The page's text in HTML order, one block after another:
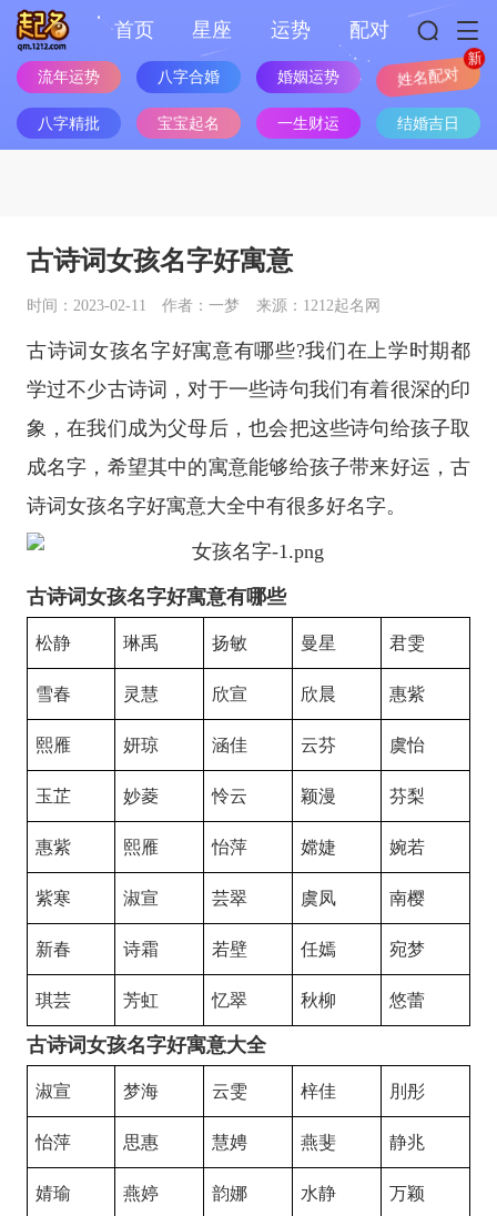
首页 星座 运势 配对
流年运势 八字合婚 婚姻运势 姓名配对
八字精批 宝宝起名 一生财运 结婚吉日
古诗词女孩名字好寓意
时间：2023-02-11 作者：一梦 来源：1212起名网
古诗词女孩名字好寓意有哪些?我们在上学时期都
学过不少古诗词，对于一些诗句我们有着很深的印
象，在我们成为父母后，也会把这些诗句给孩子取
成名字，希望其中的寓意能够给孩子带来好运，古
诗词女孩名字好寓意大全中有很多好名字。
古诗词女孩名字好寓意有哪些
松静 琳禹 扬敏 曼星 君雯
雪春 灵慧 欣宣 欣晨 惠紫
熙雁 妍琼 涵佳 云芬 虞怡
玉芷 妙菱 怜云 颖漫 芬梨
惠紫 熙雁 怡萍 嫦婕 婉若
紫寒 淑宣 芸翠 虞凤 南樱
新春 诗霜 若壁 任嫣 宛梦
琪芸 芳虹 忆翠 秋柳 悠蕾
古诗词女孩名字好寓意大全
淑宣 梦海 云雯 梓佳 刖彤
怡萍 思惠 慧娉 燕斐 静兆
婧瑜 燕婷 韵娜 水静 万颖